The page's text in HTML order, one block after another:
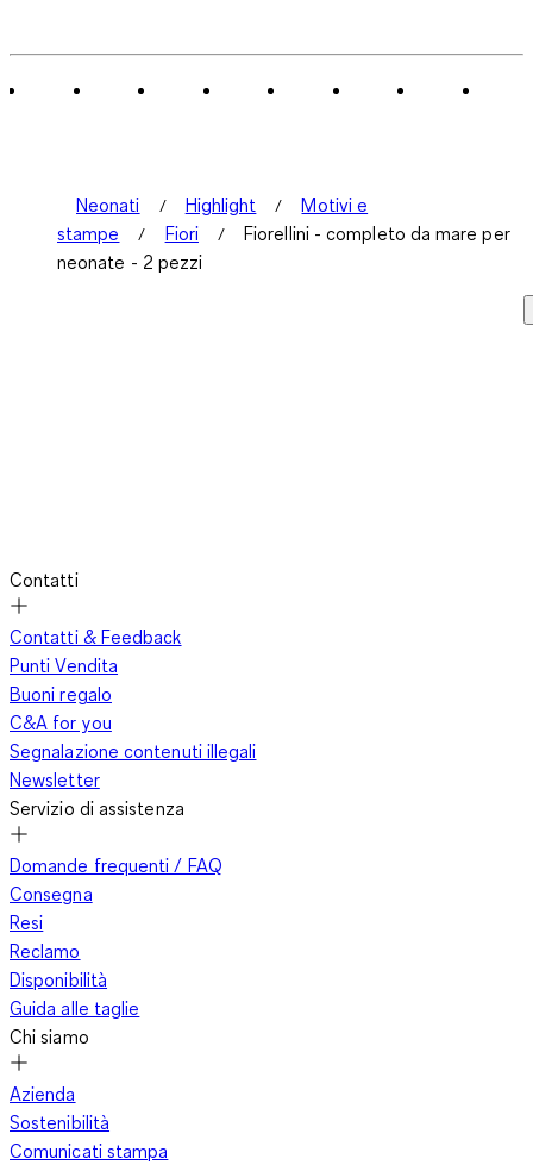
Neonati Highlight
Motivi e
stampe
Fiori
Fiorellini - completo da mare per
neonate - 2 pezzi
Contatti
Contatti & Feedback
Punti Vendita
Buoni regalo
C&A for you
Segnalazione contenuti illegali
Newsletter
Servizio di assistenza
Domande frequenti / FAQ
Consegna
Resi
Reclamo
Disponibilità
Guida alle taglie
Chi siamo
Azienda
Sostenibilità
Comunicati stampa